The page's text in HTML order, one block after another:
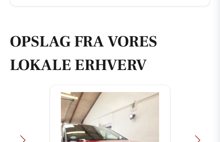
OPSLAG FRA VORES
LOKALE ERHVERV